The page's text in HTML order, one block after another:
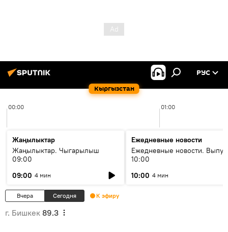
Кыргызстан
РУС
00:00 01:00
Жаңылыктар
Жаңылыктар. Чыгарылыш
09:00
09:00 4 мин
Ежедневные новости
Ежедневные новости.
10:00
10:00 4 мин
Вчера Сегодня К эфиру
г. Бишкек 89.3